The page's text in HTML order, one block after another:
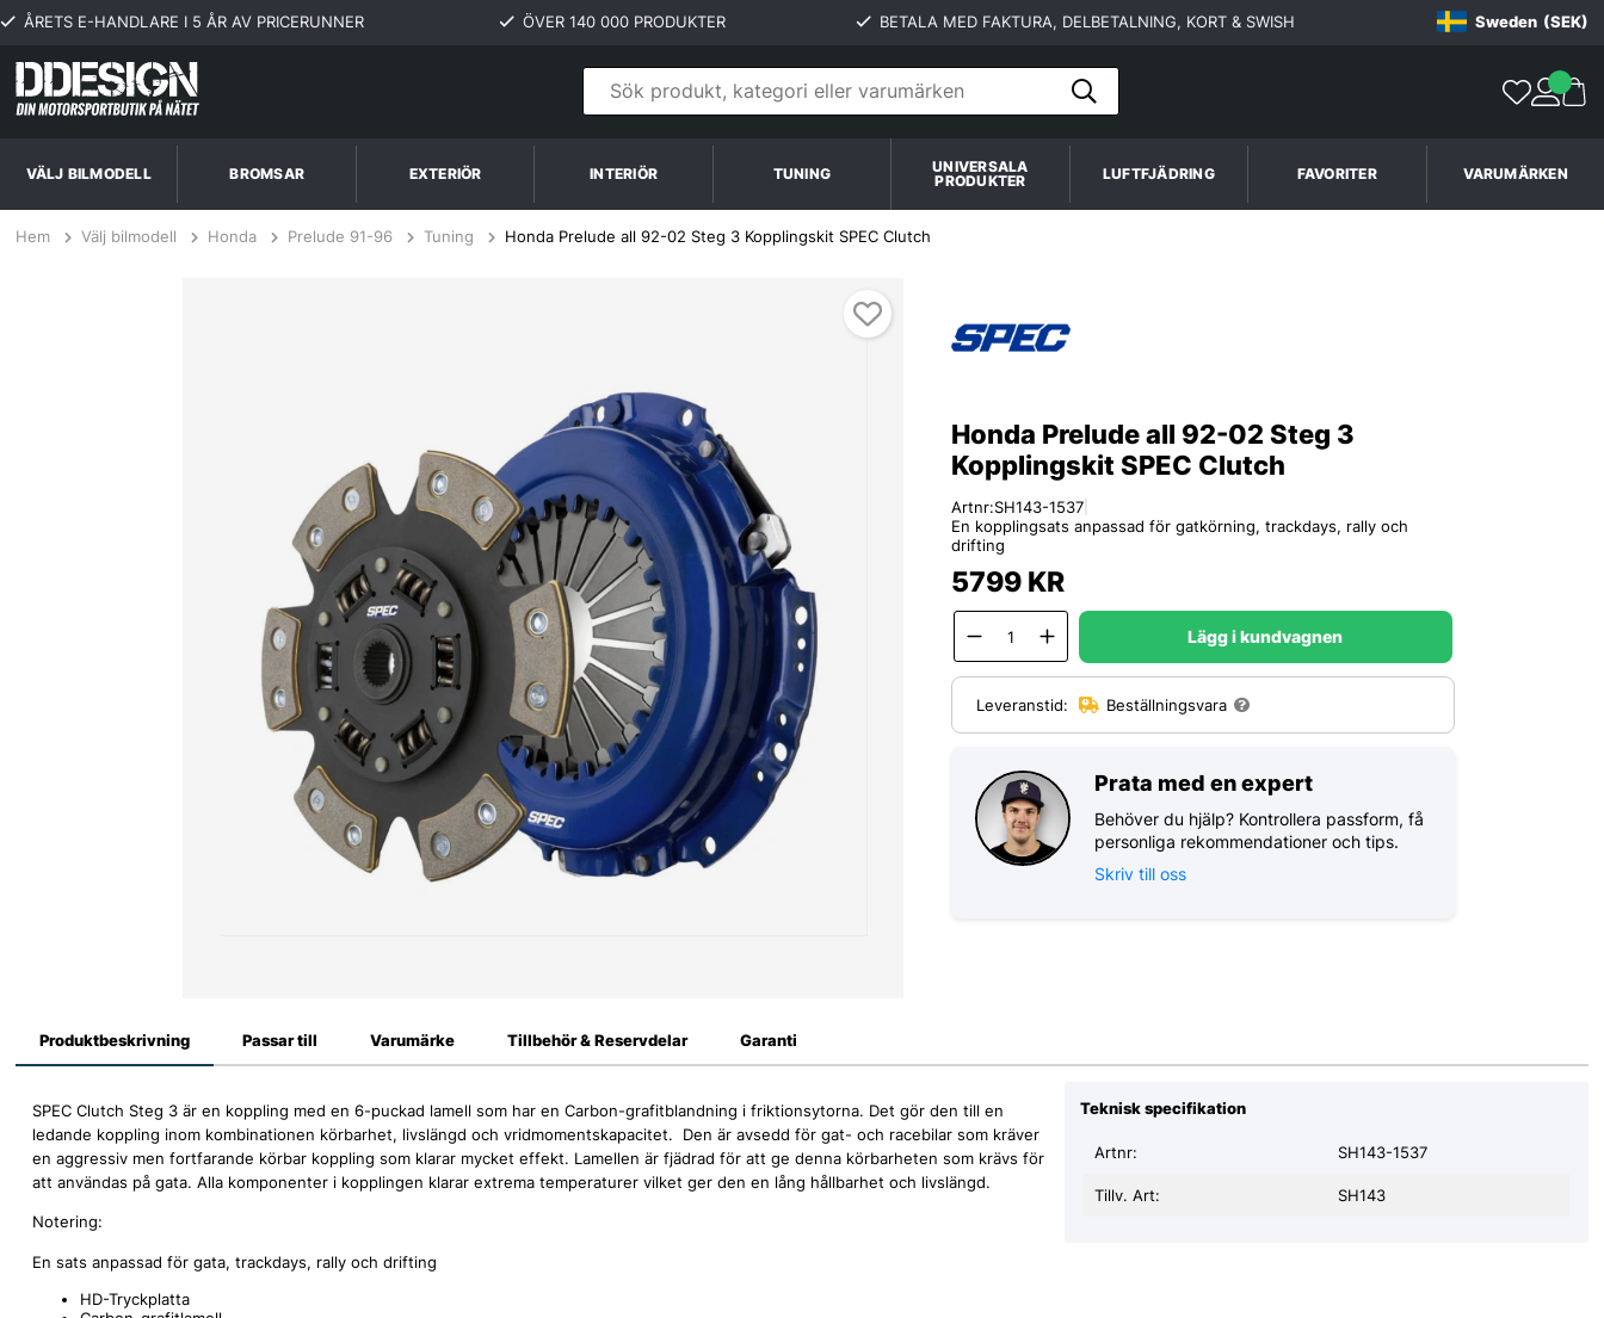
ÅRETS E-HANDLARE I 5 ÅR AV PRICERUNNER ÖVER 140 000 PRODUKTER BETALA MED FAKTURA, DELBETALNING, KORT & SWISH Sweden (SEK)
VÄLJ BILMODELL BROMSAR EXTERIÖR INTERIÖR TUNING
UNIVERSALA
PRODUKTER
LUFTFJÄDRING FAVORITER VARUMÄRKEN
Hem Välj bilmodell Honda Prelude 91-96 Tuning Honda Prelude all 92-02 Steg 3 Kopplingskit SPEC Clutch
Honda Prelude all 92-02 Steg 3
Kopplingskit SPEC Clutch
Artnr:SH143-1537
En kopplingsats anpassad för gatkörning, trackdays, rally och
drifting
5799 KR
Lägg i kundvagnen
Leveranstid: Beställningsvara
Prata med en expert
Behöver du hjälp? Kontrollera passform, få
personliga rekommendationer och tips.
Skriv till oss
Produktbeskrivning
SPEC Clutch Steg 3 är en koppling med en 6-puckad lamell som har en Carbon-grafitblandning i friktionsytorna. Det gör den till en
ledande koppling inom kombinationen körbarhet, livslängd och vridmomentskapacitet. Den är avsedd för gat- och racebilar som kräver
en aggressiv men fortfarande körbar koppling som klarar mycket effekt. Lamellen är fjädrad för att ge denna körbarheten som krävs för
att användas på gata. Alla komponenter i kopplingen klarar extrema temperaturer vilket ger den en lång hållbarhet och livslängd.
Notering:
En sats anpassad för gata, trackdays, rally och drifting
HD-Tryckplatta
Teknisk specifikation
Tillv. Art: SH143
Artnr: SH143-1537
Passar till Varumärke Tillbehör & Reservdelar Garanti